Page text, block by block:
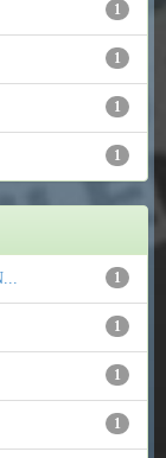
1
1
1
1
1
1
1
1